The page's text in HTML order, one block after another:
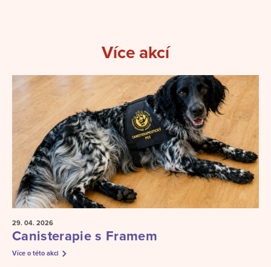
Více akcí
29. 04. 2026
Canisterapie s Framem
Více o této akci